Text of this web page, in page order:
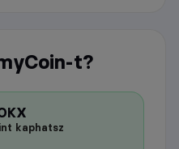
t?
kaphatsz